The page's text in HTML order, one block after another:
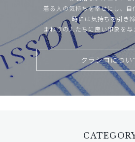
着る人の気持ちを幸せにし、自
時には気持ちを引き締
まわりの人たちに良い印象を
クラシコについ